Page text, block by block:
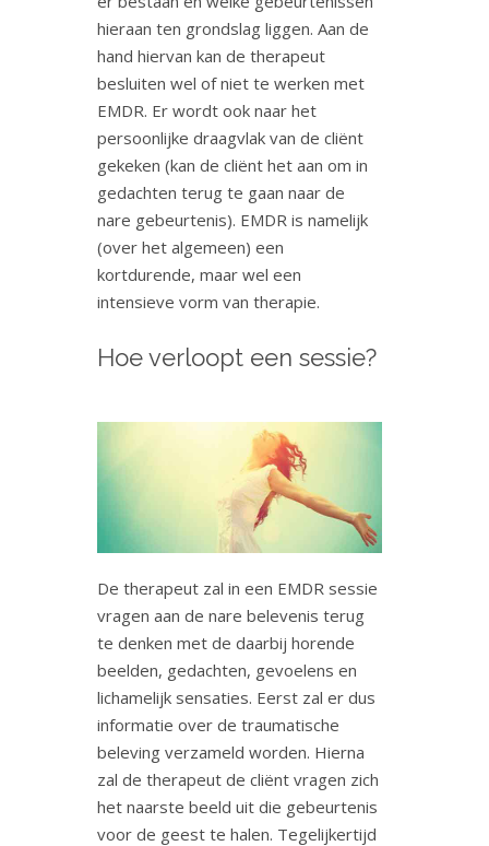
hieraan ten grondslag liggen. Aan de
hand hiervan kan de therapeut
besluiten wel of niet te werken met
EMDR. Er wordt ook naar het
persoonlijke draagvlak van de cliënt
gekeken (kan de cliënt het aan om in
gedachten terug te gaan naar de
nare gebeurtenis). EMDR is namelijk
(over het algemeen) een
kortdurende, maar wel een
intensieve vorm van therapie.
Hoe verloopt een sessie?
De therapeut zal in een EMDR sessie
vragen aan de nare belevenis terug
te denken met de daarbij horende
beelden, gedachten, gevoelens en
lichamelijk sensaties. Eerst zal er dus
informatie over de traumatische
beleving verzameld worden. Hierna
zal de therapeut de cliënt vragen zich
het naarste beeld uit die gebeurtenis
voor de geest te halen. Tegelijkertijd